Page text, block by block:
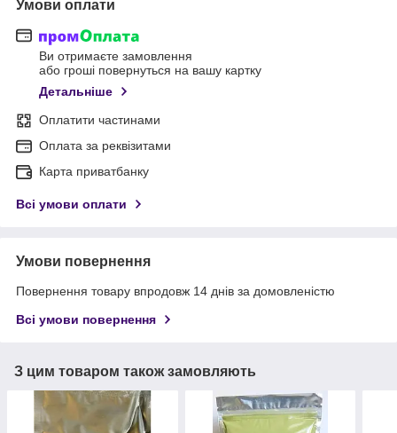
Умови оплати
Ви отримаєте замовлення
або гроші повернуться на вашу картку
Детальніше
Оплатити частинами
Оплата за реквізитами
Карта приватбанку
Всі умови оплати
Умови повернення
Повернення товару впродовж 14 днів за домовленістю
Всі умови повернення
З цим товаром також замовляють